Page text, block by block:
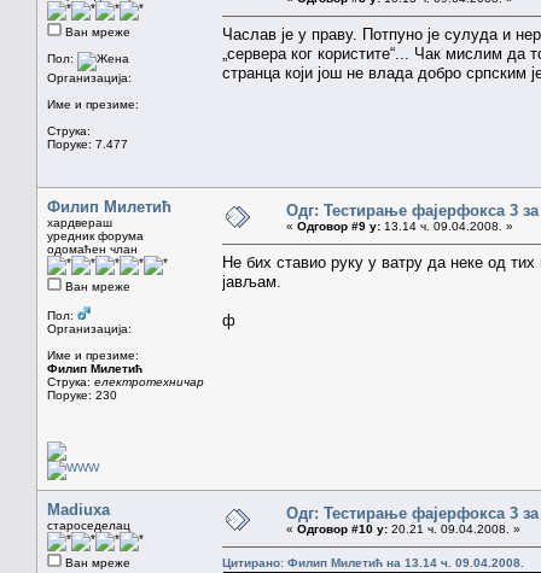
Ван мреже
Пол:
Организација:
Име и презиме:
Струка:
Поруке: 7.477
Часлав је у праву. Потпуно је сулуда и
„сервера ког користите“... Чак мислим да
странца који још не влада добро српским
Филип Милетић
хардвераш
уредник форума
одомаћен члан
Ван мреже
Пол:
Организација:
Име и презиме:
Филип Милетић
Струка: електротехничар
Поруке: 230
Одг: Тестирање фајерфокса 3
« Одговор #9 у: 13.14 ч. 09.04.2008. »
Не бих ставио руку у ватру да неке од
јављам.
ф
Madiuxa
староседелац
Ван мреже
Одг: Тестирање фајерфокса 3
« Одговор #10 у: 20.21 ч. 09.04.2008. »
Цитирано: Филип Милетић на 13.14 ч. 09.04.2008.